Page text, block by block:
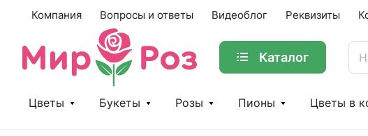
Компания Вопросы и ответы Видеоблог Реквизиты
Каталог
Цветы Букеты Розы Пионы Цветы в